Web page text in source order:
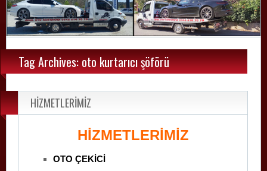
Tag Archives: oto kurtarıcı şöförü
HİZMETLERİMİZ
HİZMETLERİMİZ
OTO ÇEKİCİ